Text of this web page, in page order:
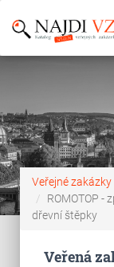
Veřejné zakázky
ROMOTOP -
dřevní štěpky
Veřená